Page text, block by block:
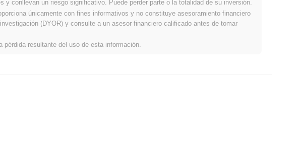
en comparación con el mercado cripto en general?
, quedando por debajo del mercado cripto general que registró una ganancia del
del precio de BASEPAL en relación con el impulso del mercado más amplio.
y conllevan un riesgo significativo. Puede perder parte o la totalidad de su inversión.
únicamente con fines informativos y no constituye asesoramiento financiero
(DYOR) y consulte a un asesor financiero calificado antes de tomar
pérdida resultante del uso de esta información.